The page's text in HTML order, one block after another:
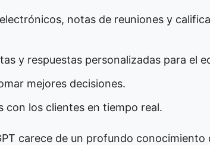
notas de reuniones y
y respuestas personalizadas para el
mejores decisiones.
con los clientes en tiempo real.
carece de un profundo conocimiento